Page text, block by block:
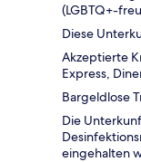
(LGBTQ+-
Diese
Akzeptierte
Express,
Bargeldlose
Die
eingehalten